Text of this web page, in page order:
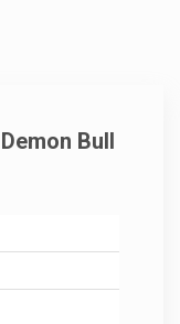
Bull